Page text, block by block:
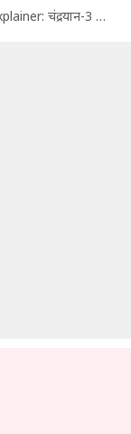
अभी कितने दिन शेष और किस दिन क्या होगा?